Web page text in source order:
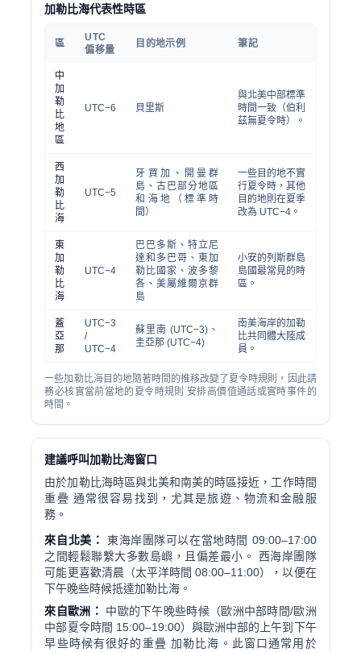
加勒比海代表性時區
區
UTC
偏移量
目的地示例 筆記
中
加
勒
比
地
區
UTC−6 貝里斯
與北美中部標準
時間一致（伯利
茲無夏令時）。
西
加
勒
比
海
UTC−5
牙買加、開曼群
島、古巴部分地區
和海地（標準時
間）
一些目的地不實
行夏令時，其他
目的地則在夏季
改為 UTC−4。
東
加
勒
比
海
UTC−4
巴巴多斯、特立尼
達和多巴哥、東加
勒比國家、波多黎
各、美屬維爾京群
島
小安的列斯群島
島國最常見的時
區。
蓋
亞
那
UTC−3
/
UTC−4
蘇里南 (UTC−3)、
圭亞那 (UTC−4)
南美海岸的加勒
比共同體大陸成
員。
一些加勒比海目的地隨著時間的推移改變了夏令時規則，因此請
務必核實當前當地的夏令時規則 安排高價值通話或實時事件的
時間。
建議呼叫加勒比海窗口
由於加勒比海時區與北美和南美的時區接近，工作時間
重疊 通常很容易找到，尤其是旅遊、物流和金融服
務。
來自北美：
東海岸團隊可以在當地時間 09:00–17:00
之間輕鬆聯繫大多數島嶼，且偏差最小。 西海岸團隊
可能更喜歡清晨（太平洋時間 08:00–11:00），以便在
下午晚些時候抵達加勒比海。
來自歐洲：
中歐的下午晚些時候（歐洲中部時間/歐洲
中部夏令時間 15:00–19:00）與歐洲中部的上午到下午
早些時候有很好的重疊 加勒比海。此窗口通常用於